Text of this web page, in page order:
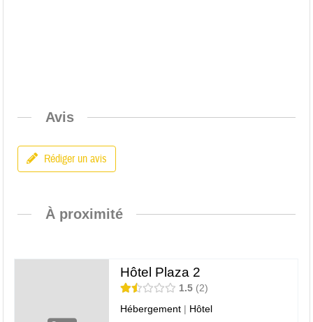
Avis
Rédiger un avis
À proximité
Hôtel Plaza 2
1.5
2
Hébergement | Hôtel